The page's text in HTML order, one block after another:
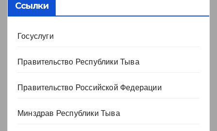
Ссылки
Госуслуги
Правительство Республики Тыва
Правительство Российской Федерации
Минздрав Республики Тыва